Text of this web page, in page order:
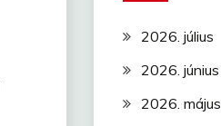
2026. július
2026. június
2026. május